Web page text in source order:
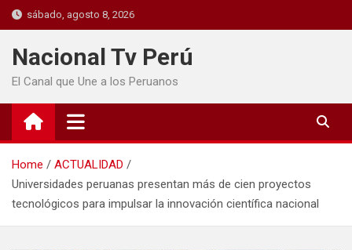
sábado, agosto 8, 2026
Nacional Tv Perú
El Canal que Une a los Peruanos
Home
ACTUALIDAD
Universidades peruanas presentan más de cien proyectos
tecnológicos para impulsar la innovación científica nacional